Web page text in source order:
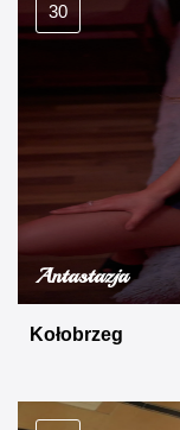
30
Antastazja
Kołobrzeg